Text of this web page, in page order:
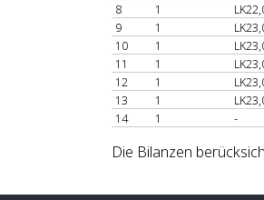
8
1
9
1
10
1
11
1
12
1
13
1
14
1 -
Die Bilanzen